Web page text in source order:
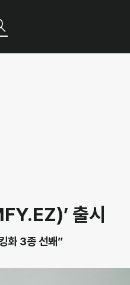
출시
화 3종 선봬”